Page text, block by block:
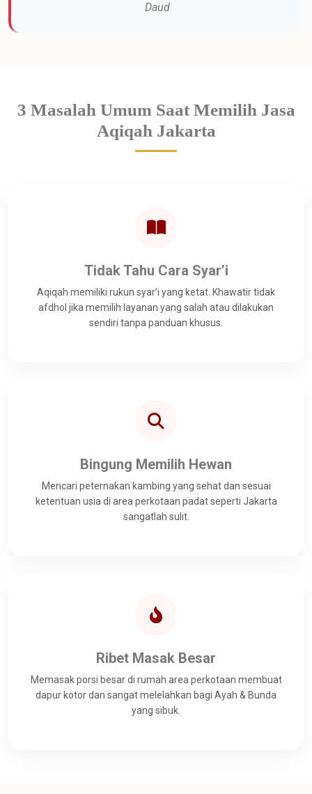
Daud
3 Masalah Umum Saat Memilih Jasa
Aqiqah Jakarta
Tidak Tahu Cara Syar’i
Aqiqah memiliki rukun syar’i yang ketat. Khawatir tidak
afdhol jika memilih layanan yang salah atau dilakukan
sendiri tanpa panduan khusus.
Bingung Memilih Hewan
Mencari peternakan kambing yang sehat dan sesuai
ketentuan usia di area perkotaan padat seperti Jakarta
sangatlah sulit.
Ribet Masak Besar
Memasak porsi besar di rumah area perkotaan membuat
dapur kotor dan sangat melelahkan bagi Ayah & Bunda
yang sibuk.